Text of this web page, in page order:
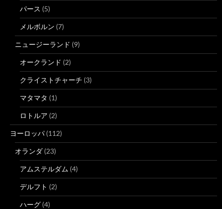
パース (5)
メルボルン (7)
ニュージーランド (9)
オークランド (2)
クライストチャーチ (3)
マタマタ (1)
ロトルア (2)
ヨーロッパ (112)
オランダ (23)
アムステルダム (4)
デルフト (2)
ハーグ (4)